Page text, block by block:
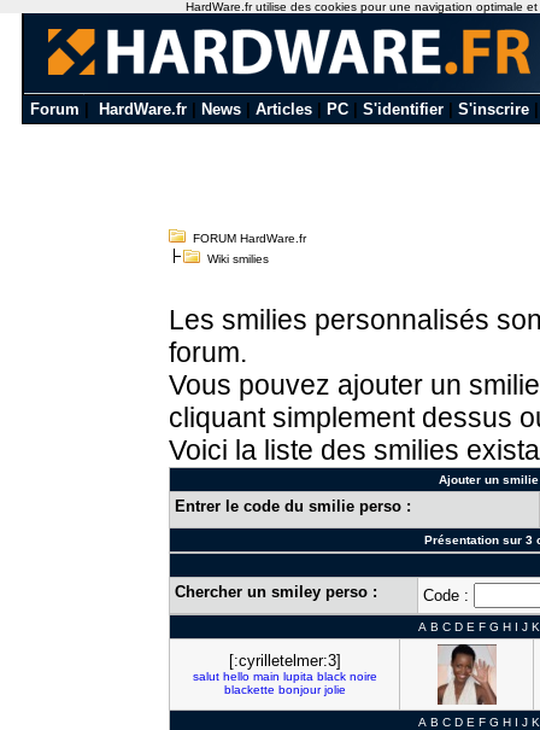
Forum HardWare.fr News Articles PC S'identifier S'inscrire
FORUM HardWare.fr
Wiki smilies
Les smilies personnalisés
forum.
Vous pouvez ajouter un
cliquant simplement dessus
Voici la liste des smilies
Ajouter un
Entrer le code du smilie perso :
Présentation sur 3
Chercher un smiley perso : Code :
A B C D E F G H I J K
[:cyrilletelmer:3]
salut hello main lupita black noire
blackette bonjour jolie
A B C D E F G H I J K
HardWare.fr utilise des cookies pour une navigation optimale